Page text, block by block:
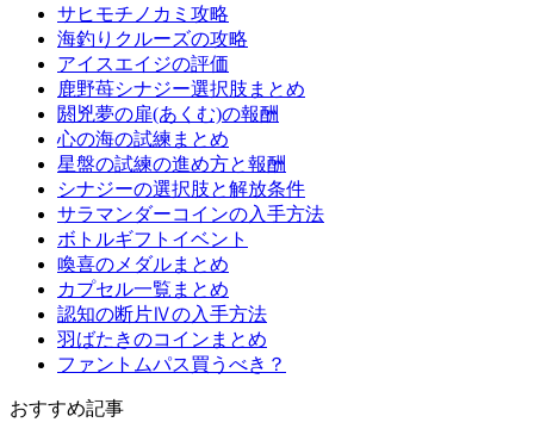
サヒモチノカミ攻略
海釣りクルーズの攻略
アイスエイジの評価
鹿野苺シナジー選択肢まとめ
閼兇夢の扉(あくむ)の報酬
心の海の試練まとめ
星盤の試練の進め方と報酬
シナジーの選択肢と解放条件
サラマンダーコインの入手方法
ボトルギフトイベント
喚喜のメダルまとめ
カプセル一覧まとめ
認知の断片Ⅳの入手方法
羽ばたきのコインまとめ
ファントムパス買うべき？
おすすめ記事